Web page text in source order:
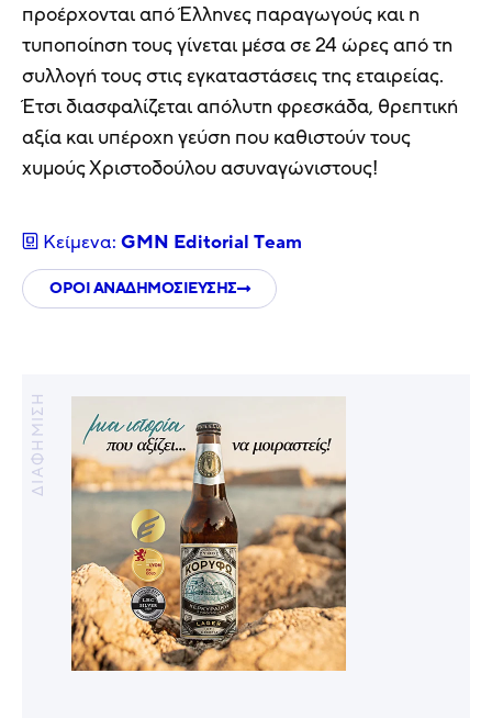
προέρχονται από Έλληνες παραγωγούς και η
τυποποίηση τους γίνεται μέσα σε 24 ώρες από τη
συλλογή τους στις εγκαταστάσεις της εταιρείας.
Έτσι διασφαλίζεται απόλυτη φρεσκάδα, θρεπτική
αξία και υπέροχη γεύση που καθιστούν τους
χυμούς Χριστοδούλου ασυναγώνιστους!
Κείμενα: GMN Editorial Τeam
ΟΡΟΙ ΑΝΑΔΗΜΟΣΙΕΥΣΗΣ
ΔΙΑΦΗΜΙΣΗ